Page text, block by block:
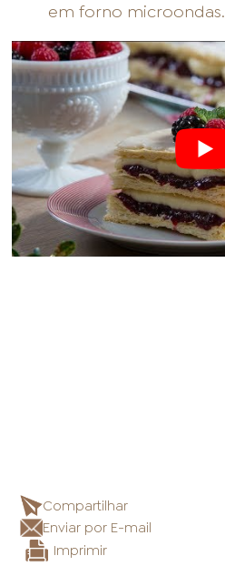
em forno microondas.
Compartilhar
Enviar por E-mail
Imprimir